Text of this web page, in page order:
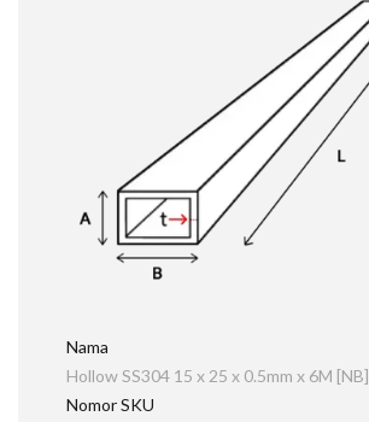
Nama
Hollow SS304 15 x 25 x 0.5mm x 6M [NB]
Nomor SKU